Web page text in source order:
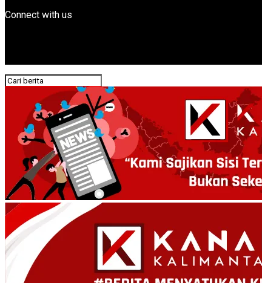
Connect with us